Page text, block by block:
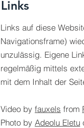
Links
Links auf diese
Navigationsframe)
unzulässig. Eigene
regelmäßig mittels
mit dem Inhalt der
Video by fauxels from
Photo by Adeolu Eletu